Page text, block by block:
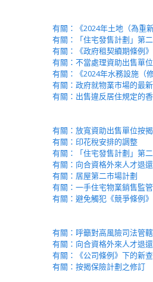
有關：《2024年土地（為重
有關：「住宅發售計劃」第
有關：《政府租契續期條例》
有關：不當處理資助出售單
有關：《2024年水務設施（
有關：政府就物業市場的最
有關：出售違反居住規定的
有關：放寬資助出售單位按
有關：印花稅安排的調整
有關：「住宅發售計劃」第
有關：向合資格外來人才退
有關：居屋第二市場計劃
有關：一手住宅物業銷售監
有關：避免觸犯《競爭條例》
有關：呼籲對高風險司法管
有關：向合資格外來人才退
有關：《公司條例》下的新
有關：按揭保險計劃之修訂